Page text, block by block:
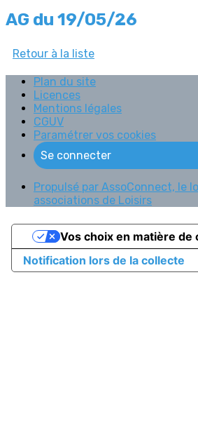
AG du 19/05/26
Retour à la liste
Plan du site
Licences
Mentions légales
CGUV
Paramétrer vos cookies
Se connecter
Propulsé par AssoConnect, le
associations de Loisirs
Notification lors de la collecte
Vos choix en matière de